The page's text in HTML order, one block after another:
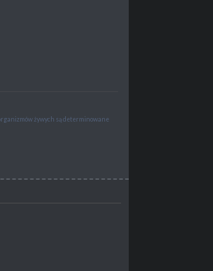
żywych są determinowane